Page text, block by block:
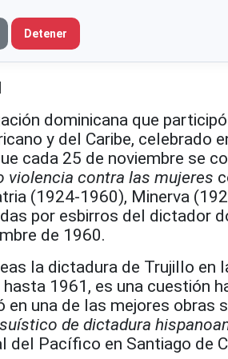
Detener
dominicana que
y del Caribe, celebrado
cada 25 de noviembre se
violencia contra las mujeres
(1924-1960), Minerva
por esbirros del dictador
de 1960.
la dictadura de Trujillo en
1961, es una cuestión
una de las mejores obras
de dictadura
del Pacífico en Santiago de